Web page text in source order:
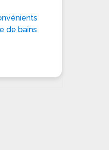
de bains